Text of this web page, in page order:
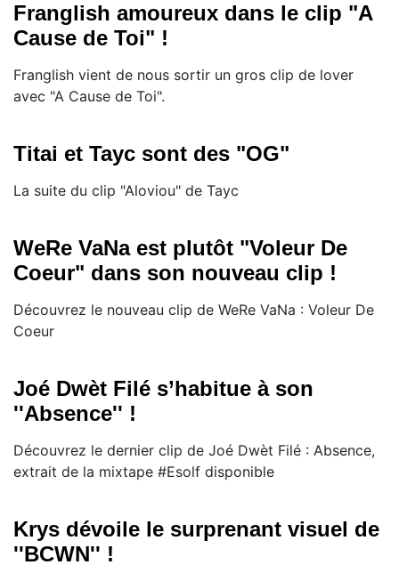
Franglish amoureux dans le clip "A
Cause de Toi" !
Franglish vient de nous sortir un gros clip de lover
avec "A Cause de Toi".
Titai et Tayc sont des "OG"
La suite du clip "Aloviou" de Tayc
WeRe VaNa est plutôt "Voleur De
Coeur" dans son nouveau clip !
Découvrez le nouveau clip de WeRe VaNa : Voleur De
Coeur
Joé Dwèt Filé s’habitue à son
''Absence'' !
Découvrez le dernier clip de Joé Dwèt Filé : Absence,
extrait de la mixtape #Esolf disponible
Krys dévoile le surprenant visuel de
''BCWN'' !